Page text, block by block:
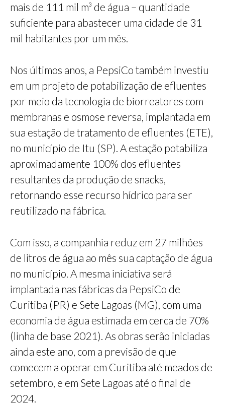
mais de 111 mil m³ de água – quantidade
suficiente para abastecer uma cidade de 31
mil habitantes por um mês.
Nos últimos anos, a PepsiCo também investiu
em um projeto de potabilização de efluentes
por meio da tecnologia de biorreatores com
membranas e osmose reversa, implantada em
sua estação de tratamento de efluentes (ETE),
no município de Itu (SP). A estação potabiliza
aproximadamente 100% dos efluentes
resultantes da produção de snacks,
retornando esse recurso hídrico para ser
reutilizado na fábrica.
Com isso, a companhia reduz em 27 milhões
de litros de água ao mês sua captação de água
no município. A mesma iniciativa será
implantada nas fábricas da PepsiCo de
Curitiba (PR) e Sete Lagoas (MG), com uma
economia de água estimada em cerca de 70%
(linha de base 2021). As obras serão iniciadas
ainda este ano, com a previsão de que
comecem a operar em Curitiba até meados de
setembro, e em Sete Lagoas até o final de
2024.